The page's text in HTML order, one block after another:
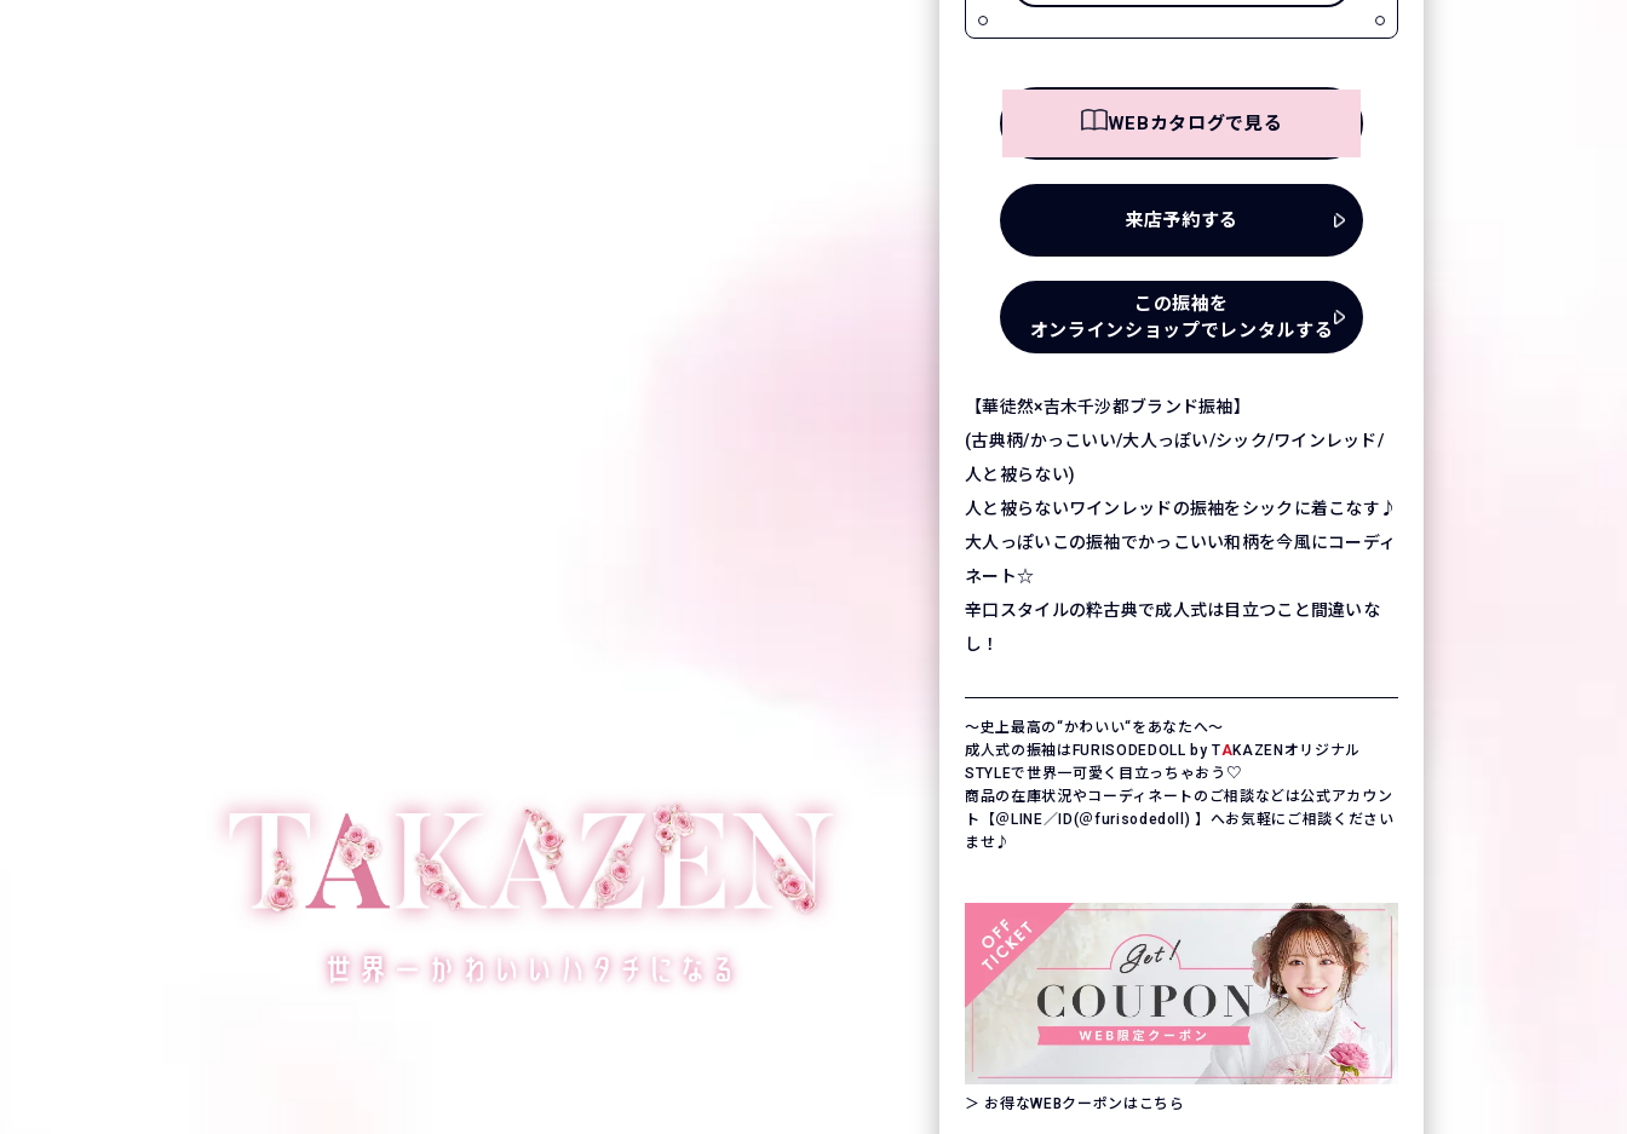
WEBカタログで見る
来店予約する
この振袖を
オンラインショップでレンタルする
【華徒然×吉木千沙都ブランド振袖】
(古典柄/かっこいい/大人っぽい/シック/ワインレッド/
人と被らない)
人と被らないワインレッドの振袖をシックに着こなす♪
大人っぽいこの振袖でかっこいい和柄を今風にコーディ
ネート☆
辛口スタイルの粋古典で成人式は目立つこと間違いな
し！
〜史上最高の“かわいい“をあなたへ〜
成人式の振袖はFURISODEDOLL by TAKAZENオリジナル
STYLEで世界一可愛く目立っちゃおう♡
商品の在庫状況やコーディネートのご相談などは公式アカウン
ト【＠LINE／ID(＠furisodedoll) 】へお気軽にご相談ください
ませ♪
＞ お得なWEBクーポンはこちら